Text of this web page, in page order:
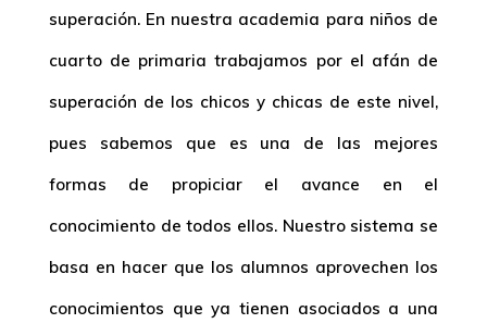
superación. En nuestra academia para niños de
cuarto de primaria trabajamos por el afán de
superación de los chicos y chicas de este nivel,
pues sabemos que es una de las mejores
formas de propiciar el avance en el
conocimiento de todos ellos. Nuestro sistema se
basa en hacer que los alumnos aprovechen los
conocimientos que ya tienen asociados a una